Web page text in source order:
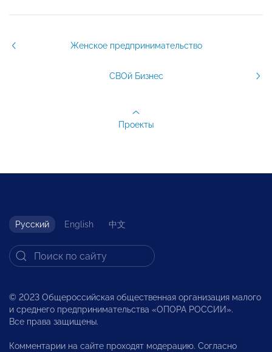
Женское предпринимательство
СВОй Бизнес
Проекты
Русский English 中文
© 2023 Общероссийская общественная организация малого
и среднего предпринимательства «ОПОРА РОССИИ».
Все права защищены.
Комментарии на сайте проходят модерацию. Согласно